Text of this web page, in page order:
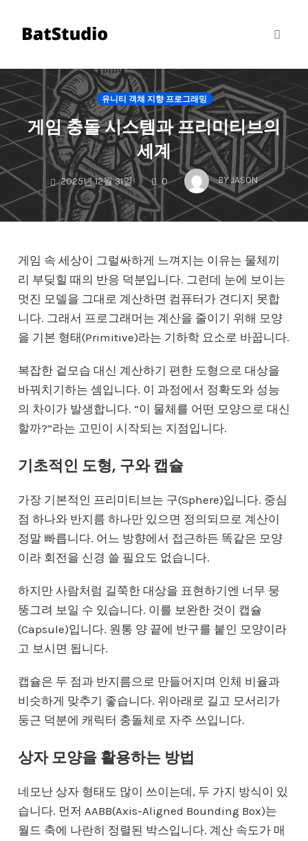
Skip
to
content
유니티 객체 지향 프로그래밍
게임 충돌 시스템과 프리미티브의
세계
2025년 12월 31일 0
COMMENTS
BY JASON
게임 속 세상이 그럴싸하게 느껴지는 이유는 물체끼
리 부딪힐 때의 반응 덕분입니다. 그런데 눈에 보이는
멋진 모델을 그대로 계산하면 컴퓨터가 견디지 못합
니다. 그래서 프로그래머는 계산을 줄이기 위해 모양
을 기본 형태(Primitive)라는 기하학 요소로 바꿉니다.
복잡한 겉모습 대신 계산하기 편한 도형으로 대상을
바꿔치기하는 셈입니다. 이 과정에서 정확도와 성능
의 차이가 발생합니다. “이 물체를 어떤 모양으로 대신
할까?”라는 고민이 시작되는 지점입니다.
기초적인 도형, 구와 캡슐
가장 기본적인 프리미티브는 구(Sphere)입니다. 중심
점 하나와 반지름 하나만 있으면 정의되므로 계산이
정말 빠릅니다. 어느 방향에서 접근하든 똑같은 모양
이라 회전을 신경 쓸 필요도 없습니다.
하지만 사람처럼 길쭉한 대상을 표현하기엔 너무 뭉
뚱그려 보일 수 있습니다. 이를 보완한 것이 캡슐
(Capsule)입니다. 원통 양 끝에 반구를 붙인 모양이라
고 보시면 됩니다.
캡슐은 두 점과 반지름으로 만들어지며 인체 비율과
비슷하게 맞추기 좋습니다. 위아래로 길고 모서리가
둥근 덕분에 캐릭터 충돌체로 자주 쓰입니다.
상자 모양을 활용하는 방법
네모난 상자 형태도 많이 쓰이는데, 두 가지 방식이 있
습니다. 먼저 AABB(Axis-Aligned Bounding Box)는
월드 축에 나란히 정렬된 박스입니다. 계산 속도가 매